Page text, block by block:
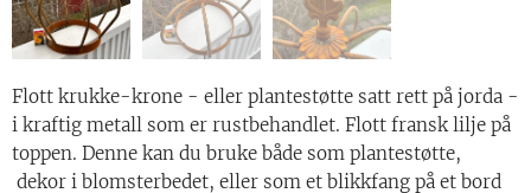
Flott krukke-krone - eller plantestøtte satt rett på jorda -
i kraftig metall som er rustbehandlet. Flott fransk lilje på
toppen. Denne kan du bruke både som plantestøtte,
dekor i blomsterbedet, eller som et blikkfang på et bord